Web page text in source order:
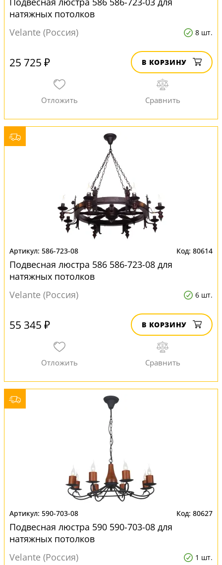
натяжных потолков
Velante (Россия)
8 шт.
25 725 ₽ В КОРЗИНУ
586-723-08 80614
Подвесная люстра 586 586-723-08 для
натяжных потолков
Velante (Россия)
6 шт.
55 345 ₽ В КОРЗИНУ
590-703-08 80627
Подвесная люстра 590 590-703-08 для
натяжных потолков
Velante (Россия)
1 шт.